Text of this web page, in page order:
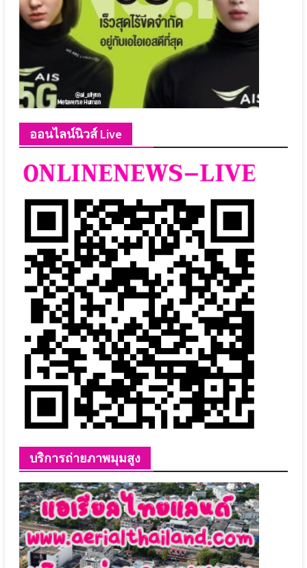
ออนไลน์นิวส์ Live
บริการถ่ายภาพมุมสูง